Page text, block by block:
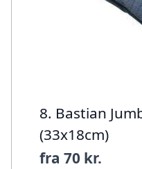
8. Bastian
(33x18cm)
fra 70 kr.